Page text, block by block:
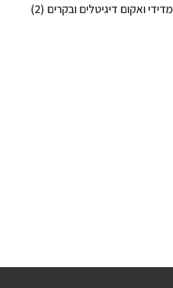
מדידי ואקום דיגיטלים ובקרים (2)